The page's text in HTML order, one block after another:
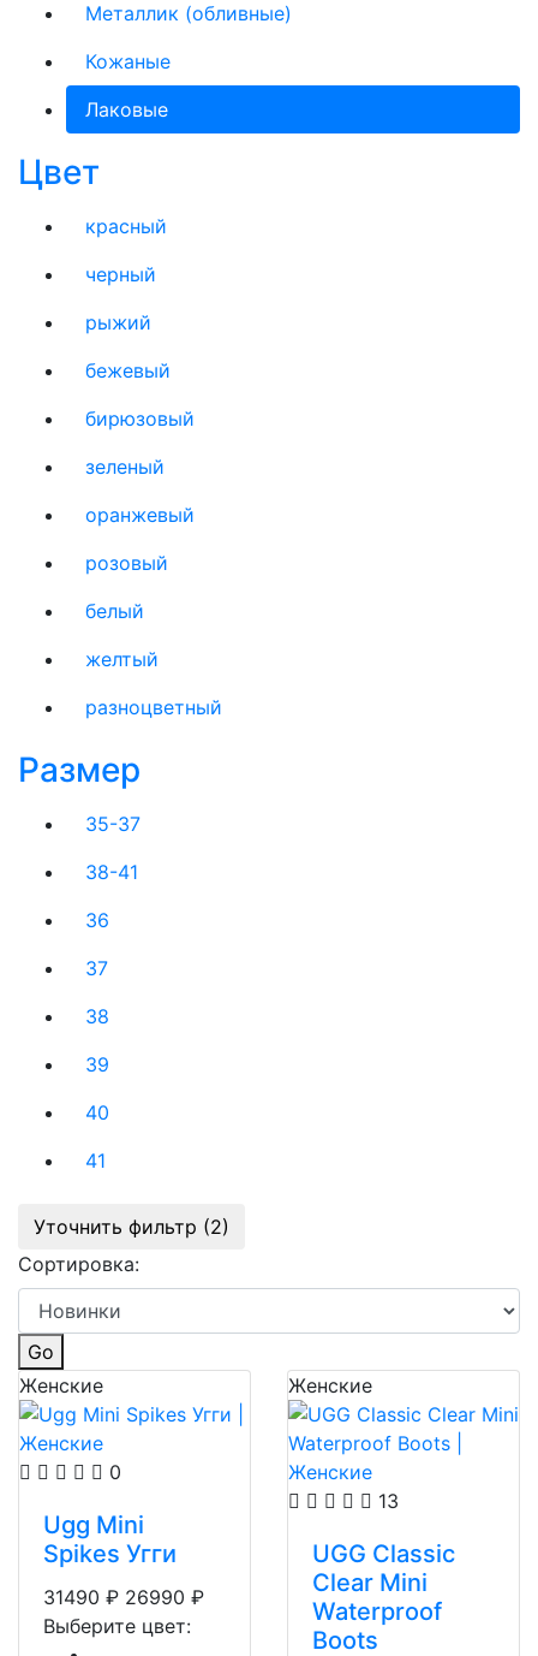
Металлик (обливные)
Кожаные
Лаковые
Цвет
красный
черный
рыжий
бежевый
бирюзовый
зеленый
оранжевый
розовый
белый
желтый
разноцветный
Размер
35-37
38-41
36
37
38
39
40
41
Уточнить фильтр (2)
Сортировка:
Go
Женские
0
Ugg Mini
Spikes Угги
31490 ₽ 26990 ₽
Выберите цвет:
Женские
13
UGG Classic
Clear Mini
Waterproof
Boots